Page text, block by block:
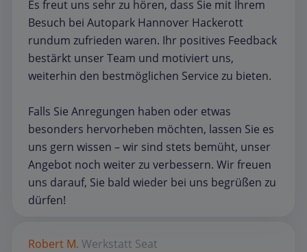
Es freut uns sehr zu hören, dass Sie mit Ihrem
Besuch bei Autopark Hannover Hackerott
rundum zufrieden waren. Ihr positives Feedback
bestärkt unser Team und motiviert uns,
weiterhin den bestmöglichen Service zu bieten.
Falls Sie Anregungen haben oder etwas
besonders hervorheben möchten, lassen Sie es
uns gern wissen – wir sind stets bemüht, unser
Angebot noch weiter zu verbessern. Wir freuen
uns darauf, Sie bald wieder bei uns begrüßen zu
dürfen!
Robert M. Werkstatt Seat